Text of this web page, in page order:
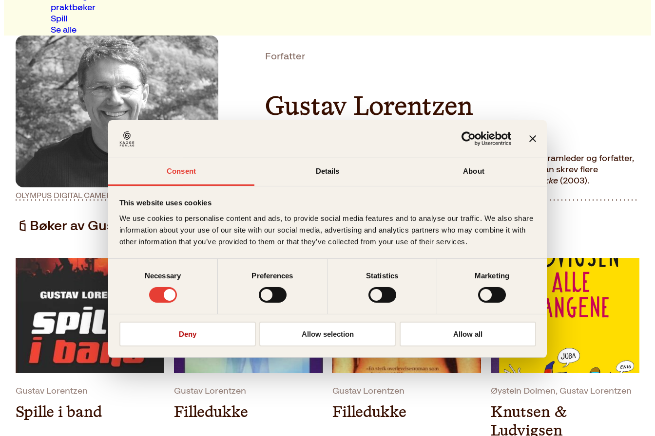
Consent Details About
This website uses cookies
We use cookies to personalise content and ads, to provide social media features and to analyse our traffic. We also share
information about your use of our site with our social media, advertising and analytics partners who may combine it with
other information that you’ve provided to them or that they’ve collected from your use of their services.
Selection
Necessary Preferences Statistics Marketing
Deny Allow selection Allow all
praktbøker
Spill
Se alle
OLYMPUS DIGITAL CAMERA
Forfatter
Gustav Lorentzen
Gustav Lorentzen (1947–2010) var en folkekjær musiker, komiker, programleder og forfatter,
kjent for de fleste som den ene halvdelen av Knutsen og Ludvigsen. Han skrev flere
Filledukke(2003).
Bøker av Gustav Lorentzen
Gustav Lorentzen
Spille i band
Gustav Lorentzen
Filledukke
Gustav Lorentzen
Filledukke
Øystein Dolmen, Gustav Lorentzen
Knutsen &
Ludvigsen